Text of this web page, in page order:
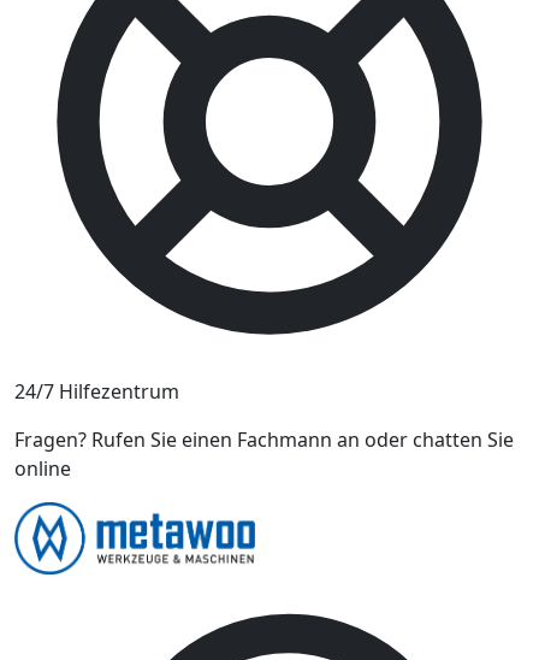
24/7 Hilfezentrum
Fragen? Rufen Sie einen Fachmann an oder chatten Sie
online